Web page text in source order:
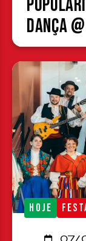
Dança
HOJE